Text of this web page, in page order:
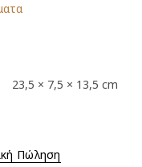
23,5 × 7,5 × 13,5 cm
Πώληση